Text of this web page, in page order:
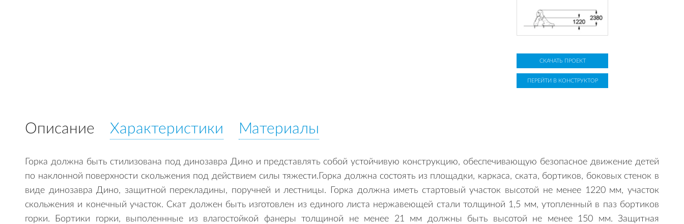
СКАЧАТЬ ПРОЕКТ
ПЕРЕЙТИ В КОНСТРУКТОР
Описание Характеристики Материалы
Горка должна быть стилизована под динозавра Дино и представлять собой устойчивую конструкцию, обеспечивающую безопасное движение детей
по наклонной поверхности скольжения под действием силы тяжести.Горка должна состоять из площадки, каркаса, ската, бортиков, боковых стенок в
виде динозавра Дино, защитной перекладины, поручней и лестницы. Горка должна иметь стартовый участок высотой не менее 1220 мм, участок
скольжения и конечный участок. Скат должен быть изготовлен из единого листа нержавеющей стали толщиной 1,5 мм, утопленный в паз бортиков
горки. Бортики горки, выполеннные из влагостойкой фанеры толщиной не менее 21 мм должны быть высотой не менее 150 мм. Защитная